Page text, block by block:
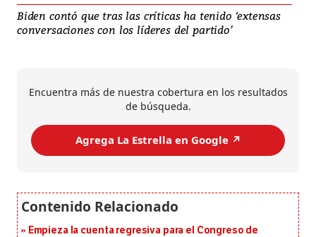
Biden contó que tras las críticas ha tenido ‘extensas
conversaciones con los líderes del partido’
Encuentra más de nuestra cobertura en los resultados
de búsqueda.
Agrega La Estrella en Google ↗️
Empieza la cuenta regresiva para el Congreso de